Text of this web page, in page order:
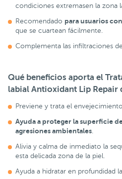
condiciones extremasen la zona
Recomendado para usuarios
que se cuartean fácilmente.
Complementa las infiltraciones
Qué beneficios aporta el
labial Antioxidant Lip Repair
Previene y trata el envejecimiento
Ayuda a proteger la superficie
agresiones ambientales
Alivia y calma de inmediato la
esta delicada zona de la piel.
Ayuda a hidratar en profundidad